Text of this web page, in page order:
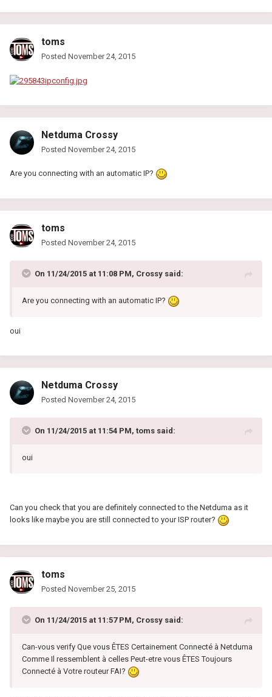
toms
Posted November 24, 2015
Netduma Crossy
Posted November 24, 2015
Are you connecting with an automatic IP?
toms
Posted November 24, 2015
On 11/24/2015 at 11:08 PM, Crossy said:
Are you connecting with an automatic IP?
oui
Netduma Crossy
Posted November 24, 2015
On 11/24/2015 at 11:54 PM, toms said:
oui
Can you check that you are definitely connected to the Netduma as it
looks like maybe you are still connected to your ISP router?
toms
Posted November 25, 2015
On 11/24/2015 at 11:57 PM, Crossy said:
Can-vous verify Que vous ÊTES Certainement Connecté à Netduma
Comme Il ressemblent à celles Peut-etre vous ÊTES Toujours
Connecté à Votre routeur FAI?